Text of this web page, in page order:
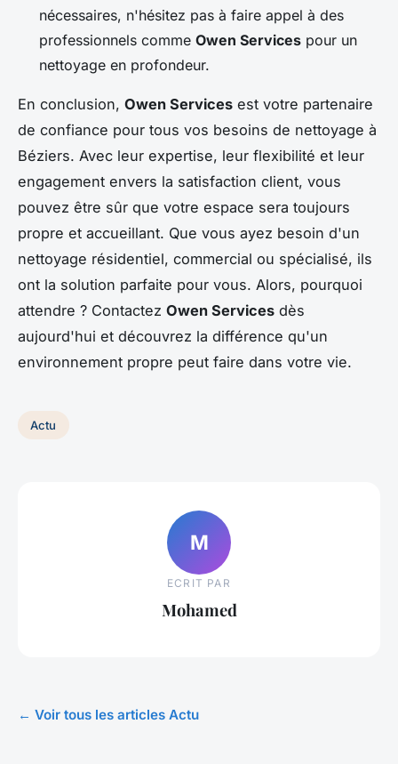
nécessaires, n'hésitez pas à faire appel à des
professionnels comme Owen Services pour un
nettoyage en profondeur.
En conclusion, Owen Services est votre partenaire
de confiance pour tous vos besoins de nettoyage à
Béziers. Avec leur expertise, leur flexibilité et leur
engagement envers la satisfaction client, vous
pouvez être sûr que votre espace sera toujours
propre et accueillant. Que vous ayez besoin d'un
nettoyage résidentiel, commercial ou spécialisé, ils
ont la solution parfaite pour vous. Alors, pourquoi
attendre ? Contactez Owen Services dès
aujourd'hui et découvrez la différence qu'un
environnement propre peut faire dans votre vie.
Actu
M
ECRIT PAR
Mohamed
← Voir tous les articles Actu